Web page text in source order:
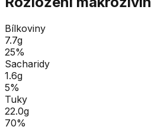
Bílkoviny
7.7g
25%
Sacharidy
1.6g
5%
Tuky
22.0g
70%